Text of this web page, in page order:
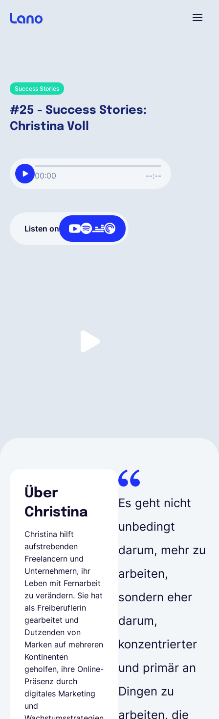
Success Stories
#25 - Success Stories:
Christina Voll
00:00 --:--
Listen on
Über
Christina
Christina hilft
aufstrebenden
Freelancern und
Unternehmern, ihr
Leben mit Fernarbeit
zu verändern. Sie hat
als Freiberuflerin
gearbeitet und
Dutzenden von
Marken auf mehreren
Kontinenten
geholfen, ihre Online-
Präsenz durch
digitales Marketing
und
Es geht nicht
unbedingt
darum, mehr zu
arbeiten,
sondern eher
darum,
konzentrierter
und primär an
Dingen zu
arbeiten, die
Warum Lano?
Preise
Unternehmen
Deutsch
Contractor Management